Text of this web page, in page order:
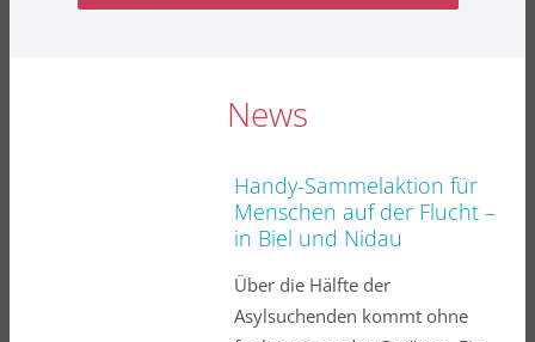
News
Handy-Sammelaktion für
Menschen auf der Flucht –
in Biel und Nidau
Über die Hälfte der
Asylsuchenden kommt ohne